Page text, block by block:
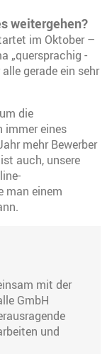
weitergehen?
im Oktober –
„quersprachig -
gerade ein sehr
die
immer eines
mehr Bewerber
auch, unsere
man einem
mit der
GmbH
und